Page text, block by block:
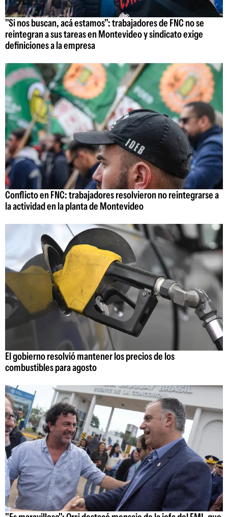
"Si nos buscan, acá estamos": trabajadores de FNC no se
reintegran a sus tareas en Montevideo y sindicato exige
definiciones a la empresa
Conflicto en FNC: trabajadores resolvieron no reintegrarse a
la actividad en la planta de Montevideo
El gobierno resolvió mantener los precios de los
combustibles para agosto